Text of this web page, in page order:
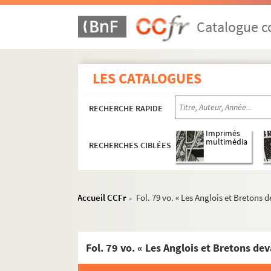
Catalogue
LES CATALOGUES
RECHERCHE RAPIDE
RECHERCHES CIBLÉES
Imprimés
multimédia
Accueil CCFr > Fol. 79 vo. « Les Anglois et Bretons
Fol. 79 vo. « Les Anglois et Bretons